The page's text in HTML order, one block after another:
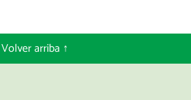
Volver arriba ↑